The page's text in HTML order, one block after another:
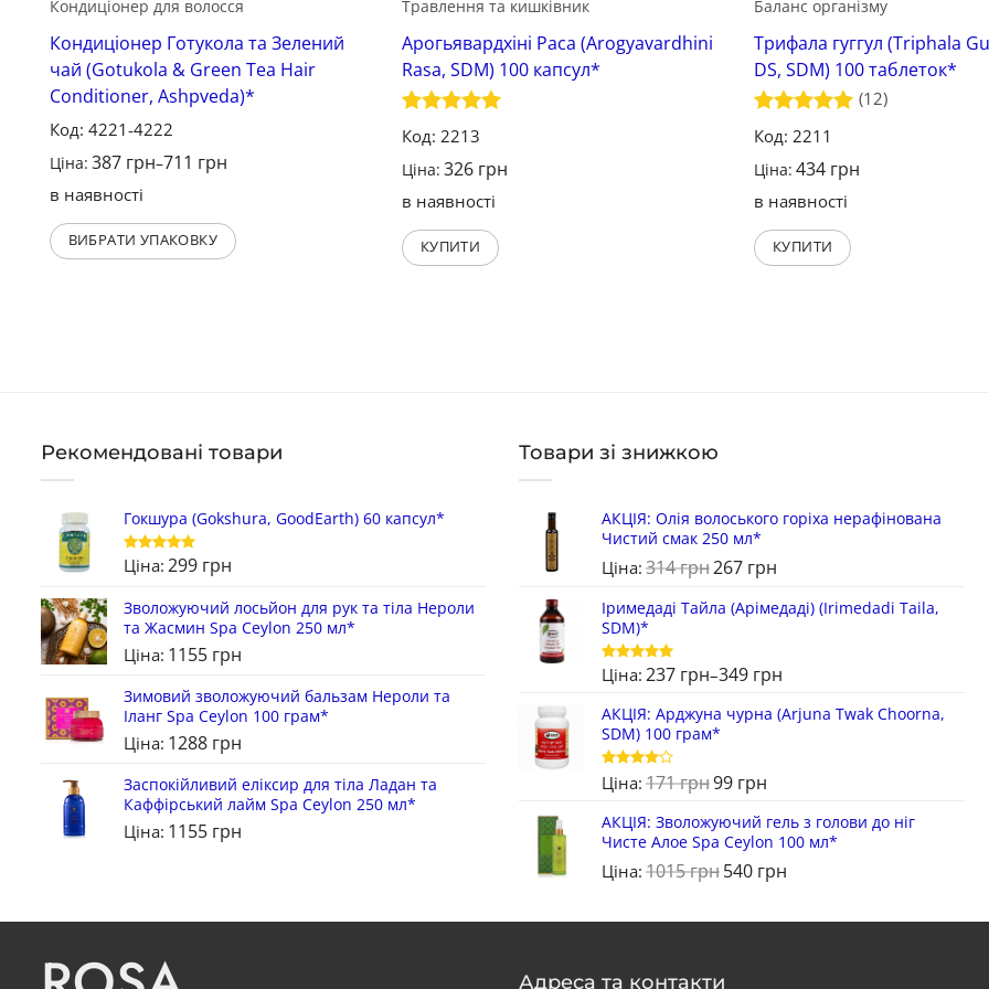
Кондиціонер для волосся
Кондиціонер Готукола та Зелений
чай (Gotukola & Green Tea Hair
Conditioner, Ashpveda)*
Код: 4221-4222
Ціна: 387 грн–711 грн
в наявності
ВИБРАТИ УПАКОВКУ
Травлення та кишківник
Арогьявардхіні Раса (Arogyavardhini
Rasa, SDM) 100 капсул*
Оцінено в
5з 5
Код: 2213
Ціна: 326 грн
в наявності
КУПИТИ
Баланс організму
Трифала гуггул (Triphala
DS, SDM) 100 таблеток*
Оцінено в
5з 5
(12)
Код: 2211
Ціна: 434 грн
в наявності
КУПИТИ
Рекомендовані товари
Гокшура (Gokshura, GoodEarth) 60 капсул*
Оцінено в
з 5
Ціна: 299 грн
Зволожуючий лосьйон для рук та тіла Нероли
та Жасмин Spa Ceylon 250 мл*
Ціна: 1155 грн
Зимовий зволожуючий бальзам Нероли та
Іланг Spa Ceylon 100 грам*
Ціна: 1288 грн
Заспокійливий еліксир для тіла Ладан та
Каффірський лайм Spa Ceylon 250 мл*
Ціна: 1155 грн
Товари зі знижкою
АКЦІЯ: Олія волоського горіха нерафінована
Чистий смак 250 мл*
Ціна: 314грн267 грн
Іримедаді Тайла (Арімедаді) (Irimedadi Taila,
SDM)*
Оцінено в
з 5
Ціна: 237 грн–349 грн
АКЦІЯ: Арджуна чурна (Arjuna Twak Choorna,
SDM) 100 грам*
Оцінено
в4 з 5
Ціна: 171грн99 грн
АКЦІЯ: Зволожуючий гель з голови до ніг
Чисте Алое Spa Ceylon 100 мл*
Ціна: 1015грн540 грн
Адреса та контакти